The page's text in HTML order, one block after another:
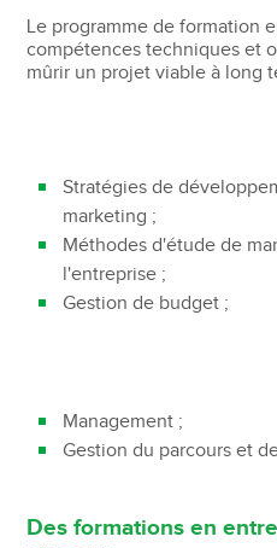
Le programme de formation
compétences techniques et
mûrir un projet viable à long
Stratégies de
marketing ;
Méthodes d'étude de
l'entreprise ;
Gestion de budget ;
Management ;
Gestion du parcours et
Des formations en